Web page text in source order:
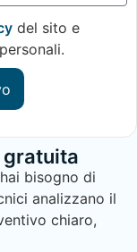
gratuita
bisogno di
analizzano il
chiaro,
del sito e